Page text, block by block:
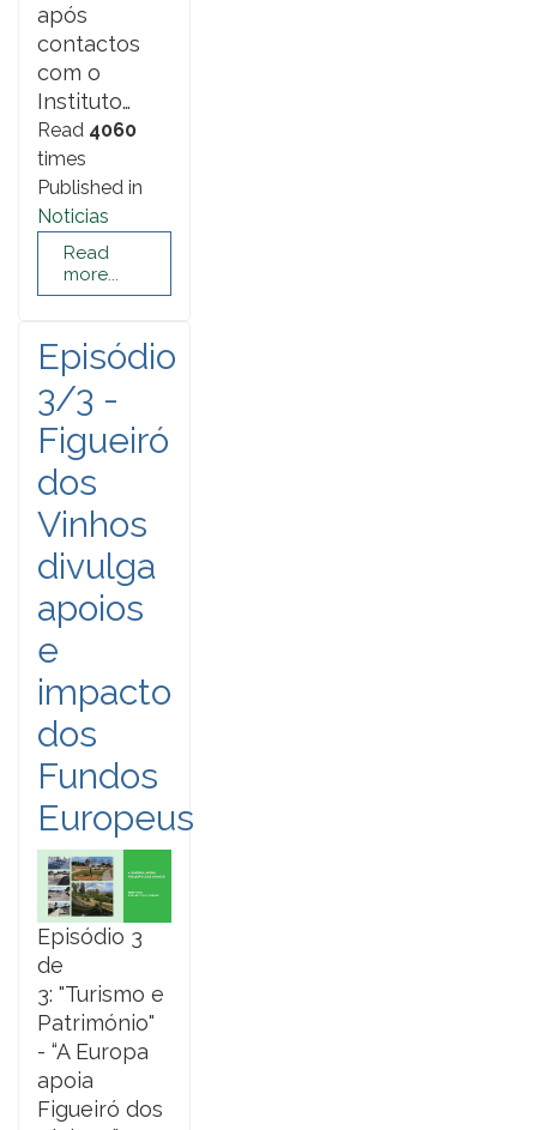
após
contactos
com o
Instituto…
Read 4060
times
Published in
Noticias
Read
more...
Episódio
3/3 -
Figueiró
dos
Vinhos
divulga
apoios
e
impacto
dos
Fundos
Europeus
Episódio 3
de
3: "Turismo e
Património"
- “A Europa
apoia
Figueiró dos